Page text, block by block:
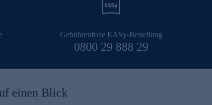
Gebührenfreie EASy-Bestellung
0800 29 888 29
einen Blick